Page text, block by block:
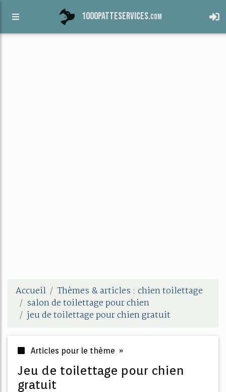
1000patteservices.com
Accueil
Thèmes & articles : chien toilettage
salon de toilettage pour chien
jeu de toilettage pour chien gratuit
Articles pour le thème »
jeu de toilettage pour chien
gratuit